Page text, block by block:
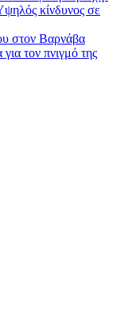
κίνδυνος σε
στον Βαρνάβα
τον πνιγμό της